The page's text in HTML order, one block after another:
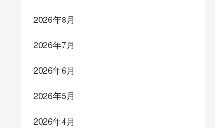
2026年8月
2026年7月
2026年6月
2026年5月
2026年4月